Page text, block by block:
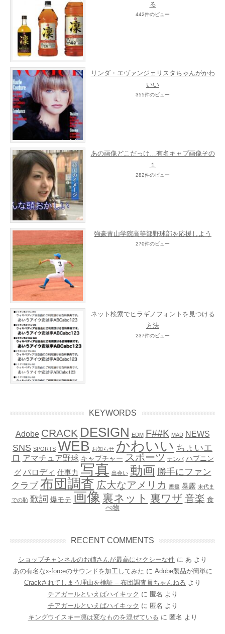
る
442件のビュー
リンダ・エヴァンジェリスタちゃんがかわ
いい
355件のビュー
あの画像どこだっけ…有名キャプ画像その
１
282件のビュー
強豪青山学院高等部野球部を応援しよう
270件のビュー
ネット検索でヒラギノフォントを見つける
方法
237件のビュー
KEYWORDS
Adobe CRACK DESIGN EDM F##K MAD NEWS
SNS SPORTS WEB お知らせ かわいい ちょいエ
ロ アマチュア野球 キャプチャー スポーツ ナンパ ハプニン
グ パロディ 仕事力 写真 出会い 動画 勝手にファン
クラブ 布団調査 広大なアメリカ 應援 暴露 末代ま
での恥 歌詞 爆モテ 画像 裏ネット 裏ワザ 音楽 食
べ物
RECENT COMMENTS
ショップチャンネルのお姉さんが最高にセクシーな件 に あ より
あの有名なx-forceのサウンドを加工してみた に Adobe製品が簡単に
Crackされてしまう理由を検証 – 布団調査員ちゃんねる より
チアガールといえばハイキック に 匿名 より
チアガールといえばハイキック に 匿名 より
キングウイスキー凛は変なものを混ぜている に 匿名 より